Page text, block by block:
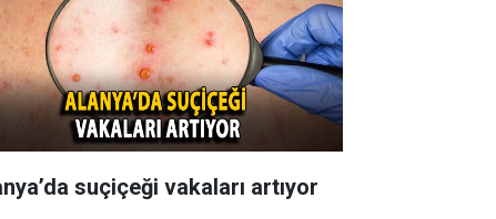
suçiçeği vakaları artıyor